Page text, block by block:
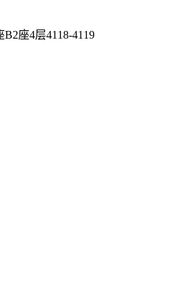
座4层4118-4119